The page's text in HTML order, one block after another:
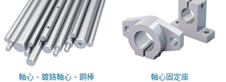
軸心、鍍鉻軸心、鋼棒 軸心固定座